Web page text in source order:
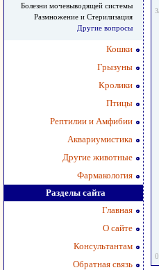
Болезни мочевыводящей системы
Размножение и Стерилизация
Другие вопросы
Кошки
Грызуны
Кролики
Птицы
Рептилии и Амфибии
Аквариумистика
Другие животные
Фармакология
Разделы сайта
Главная
О сайте
Консультантам
Обратная связь